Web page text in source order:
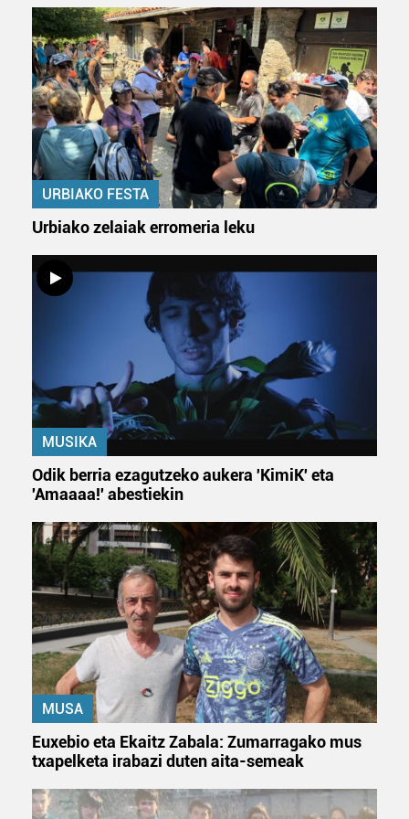
Webgune honek cookie propioak eta hirugarrenen cookie-
fitxategiak erabiltzen ditu. Zure esperientzia eta
zerbitzuak hobetzeko asmoz, cookie teknologiaz
baliatzen gara. Ohar hau onartuz gero, teknologia hori
erabiltzeko baimen esplizitua ematen diguzu.Gehiago
irakurri
URBIAKO FESTA
Urbiako zelaiak erromeria leku
MUSIKA
Odik berria ezagutzeko aukera 'KimiK' eta
'Amaaaa!' abestiekin
MUSA
Euxebio eta Ekaitz Zabala: Zumarragako mus
txapelketa irabazi duten aita-semeak